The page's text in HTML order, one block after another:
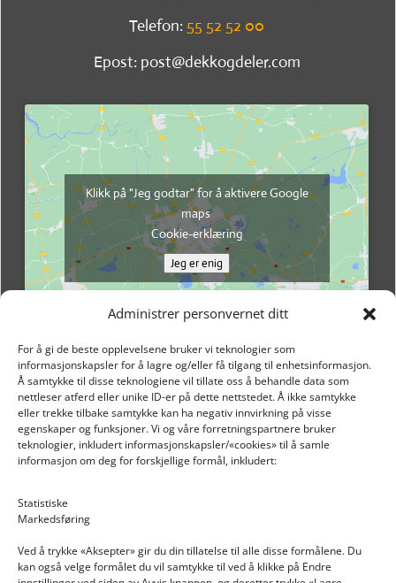
Administrer personvernet ditt
For å gi de beste opplevelsene bruker vi teknologier som
informasjonskapsler for å lagre og/eller få tilgang til enhetsinformasjon.
Å samtykke til disse teknologiene vil tillate oss å behandle data som
nettleser atferd eller unike ID-er på dette nettstedet. Å ikke samtykke
eller trekke tilbake samtykke kan ha negativ innvirkning på visse
egenskaper og funksjoner. Vi og våre forretningspartnere bruker
teknologier, inkludert informasjonskapsler/«cookies» til å samle
informasjon om deg for forskjellige formål, inkludert:
Statistiske
Markedsføring
Ved å trykke «Aksepter» gir du din tillatelse til alle disse formålene. Du
kan også velge formålet du vil samtykke til ved å klikke på Endre
Telefon: 55 52 52 00
Epost: post@dekkogdeler.com
Klikk på "Jeg godtar" for å aktivere Google
maps
Cookie-erklæring
Jeg er enig